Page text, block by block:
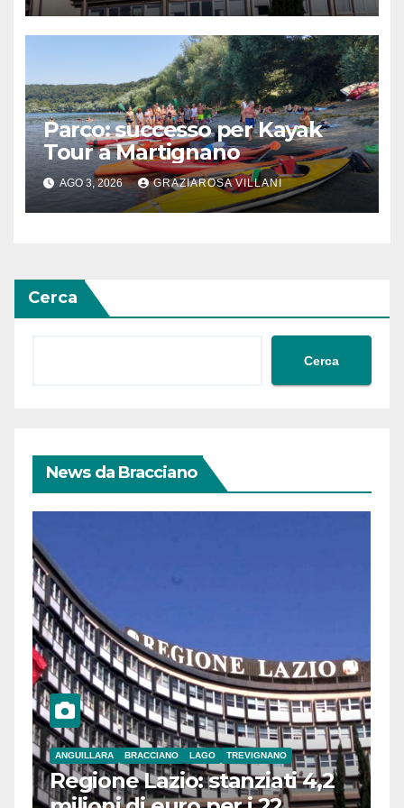
Parco: successo per Kayak
Tour a Martignano
AGO 3, 2026 GRAZIAROSA VILLANI
Cerca
Cerca
News da Bracciano
ANGUILLARA BRACCIANO LAGO TREVIGNANO
Regione Lazio: stanziati 4,2